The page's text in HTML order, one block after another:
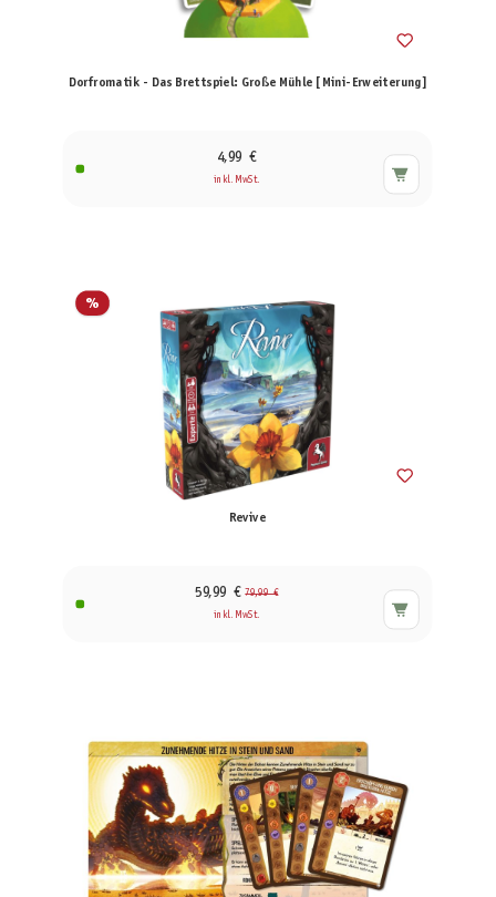
Dorfromatik - Das Brettspiel: Große Mühle [Mini-Erweiterung]
4,99 €
inkl. MwSt.
%
Revive
59,99 € 79,99 €
inkl. MwSt.